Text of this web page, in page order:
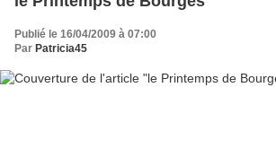
Publié le 16/04/2009 à 07:00
Par Patricia45